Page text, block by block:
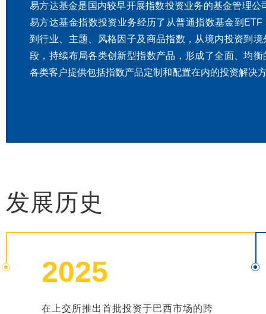
易方达基金是国内较早开展指数投资业务的基金管理公
易方达基金指数投资业务经历了从普通指数基金到
到行业、主题、风格因子及商品指数，从境内投资到
段，持续布局各类创新型指数产品，形成了全面、均
各类客户提供包括指数产品定制和配置在内的投资解决
发展历史
2025
在上交所推出首批投资于巴西市场的跨